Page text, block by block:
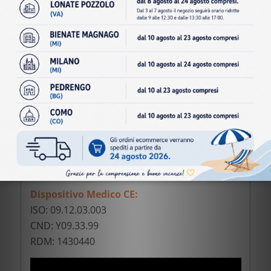
schienale
22,2° –
45° –
90°
– 45° –
Peso ausilio 4,5 kg 5 kg
Portata
max
30 kg 60 kg 80 kg
Dispositivo Medico CE:
ISO: 09.12.03.003
CND: Y09.33.99
RDM: 1430440